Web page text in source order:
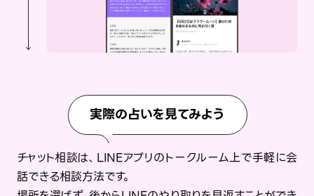
実際の占いを見てみよう
チャット相談は、LINEアプリのトークルーム上で手軽に会
話できる相談方法です。